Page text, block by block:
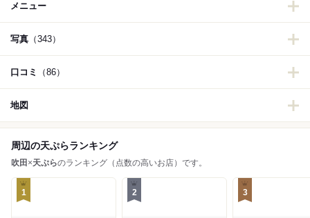
メニュー
写真 （343）
口コミ （86）
地図
周辺の天ぷらランキング
吹田 ×天ぷらのランキング（点数の高いお店）です。
1 2 3